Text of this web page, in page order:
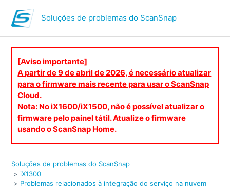
Soluções de problemas do ScanSnap
[Aviso importante]
A partir de 9 de abril de 2026, é necessário atualizar
para o firmware mais recente para usar o ScanSnap
Cloud.
Nota: No iX1600/iX1500, não é possível atualizar o
firmware pelo painel tátil. Atualize o firmware
usando o ScanSnap Home.
Soluções de problemas do ScanSnap
iX1300
Problemas relacionados à integração do serviço na nuvem